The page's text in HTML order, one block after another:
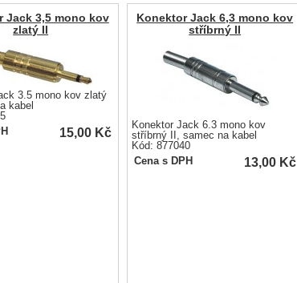
Jack 3,5 mono kov
zlatý II
3.5 mono kov zlatý
kabel
15,00 Kč
Konektor Jack 6,3 mono kov
stříbrný II
Konektor Jack 6.3 mono kov
stříbrný II, samec na kabel
Kód: 877040
Cena s DPH
13,00 Kč